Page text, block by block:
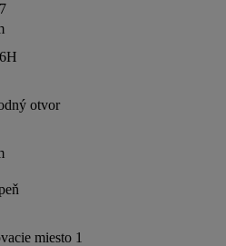
otvor
miesto 1